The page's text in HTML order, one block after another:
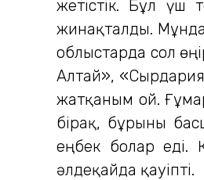
жетістік. Бұл үш
жинақталды.
облыстарда сол
Алтай»,
жатқаным ғой.
бірақ, бұрынғы
еңбек болар еді.
әлдеқайда қауіпті.